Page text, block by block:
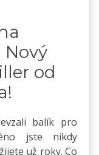
od
balík pro
jste nikdy
už roky. Co